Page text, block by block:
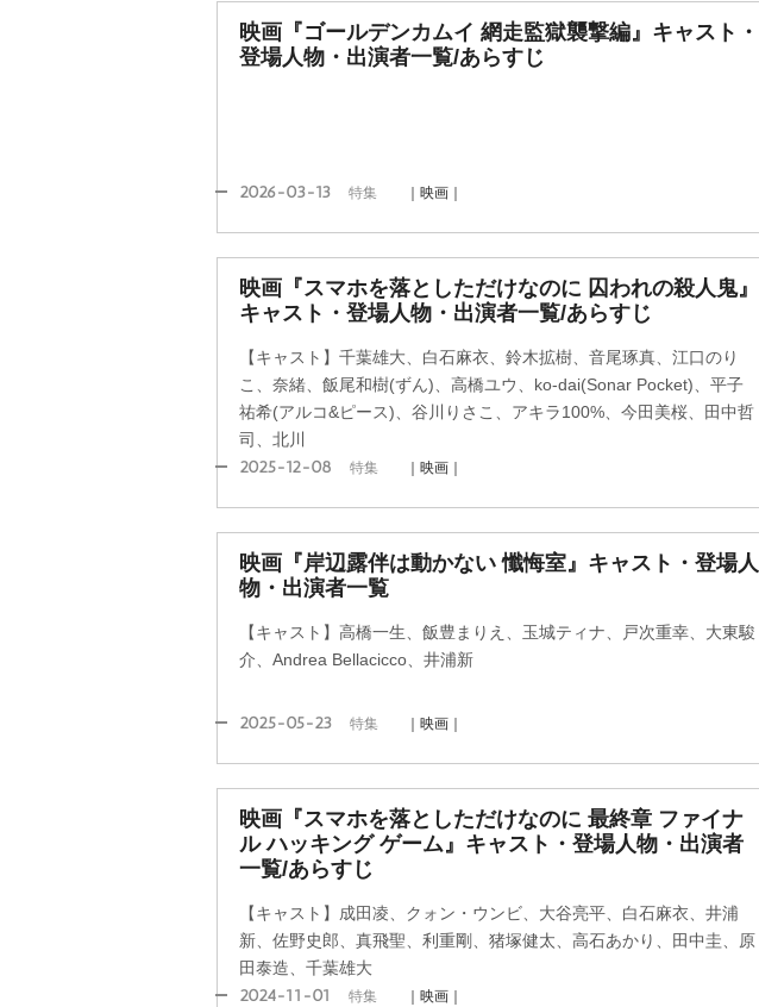
映画『ゴールデンカムイ 網走監獄襲撃編』キャスト・
登場人物・出演者一覧/あらすじ
2026-03-13 特集 ｜映画｜
映画『スマホを落としただけなのに 囚われの殺人鬼』
キャスト・登場人物・出演者一覧/あらすじ
【キャスト】千葉雄大、白石麻衣、鈴木拡樹、音尾琢真、江口のり
こ、奈緒、飯尾和樹(ずん)、高橋ユウ、ko-dai(Sonar Pocket)、平子
祐希(アルコ&ピース)、谷川りさこ、アキラ100%、今田美桜、田中哲
司、北川
2025-12-08 特集 ｜映画｜
映画『岸辺露伴は動かない 懺悔室』キャスト・登場人
物・出演者一覧
【キャスト】高橋一生、飯豊まりえ、玉城ティナ、戸次重幸、大東駿
介、Andrea Bellacicco、井浦新
2025-05-23 特集 ｜映画｜
映画『スマホを落としただけなのに 最終章 ファイナ
ル ハッキング ゲーム』キャスト・登場人物・出演者
一覧/あらすじ
【キャスト】成田凌、クォン・ウンビ、大谷亮平、白石麻衣、井浦
新、佐野史郎、真飛聖、利重剛、猪塚健太、高石あかり、田中圭、原
田泰造、千葉雄大
2024-11-01 特集 ｜映画｜